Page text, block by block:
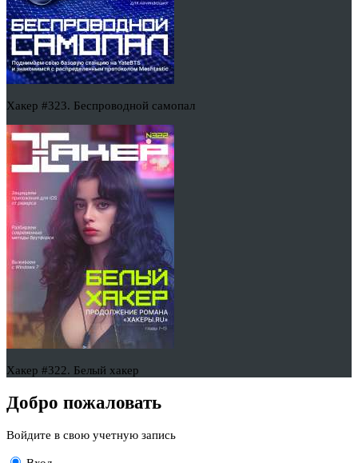
Хакер #323. Беспроводной самопал
Хакер #322. Белый хакер
Добро пожаловать
Войдите в свою учетную запись